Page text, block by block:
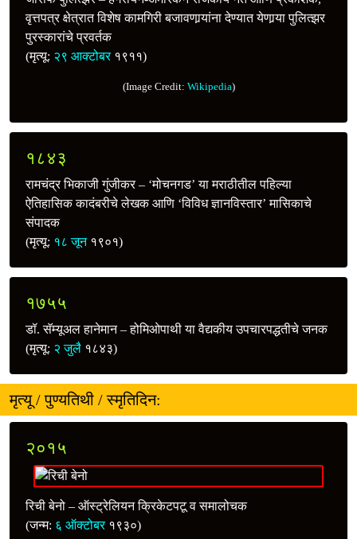
वृत्तपत्र क्षेत्रात विशेष कामगिरी बजावणार्‍यांना देण्यात येणार्‍या पुलित्झर
पुरस्कारांचे प्रवर्तक
(मृत्यू: २९ आक्टोबर१९११)
(Image Credit: Wikipedia)
१८४३
रामचंद्र भिकाजी गुंजीकर – ‘मोचनगड’ या मराठीतील पहिल्या
ऐतिहासिक कादंबरीचे लेखक आणि ‘विविध ज्ञानविस्तार’ मासिकाचे
संपादक
(मृत्यू: १८ जून१९०१)
१७५५
डॉ. सॅम्यूअल हानेमान – होमिओपाथी या वैद्यकीय उपचारपद्धतीचे जनक
(मृत्यू: २ जुलै १८४३)
मृत्यू / पुण्यतिथी / स्मृतिदिन:
२०१५
रिची बेनो – ऑस्ट्रेलियन क्रिकेटपटू व समालोचक
(जन्म: ६ ऑक्टोबर१९३०)